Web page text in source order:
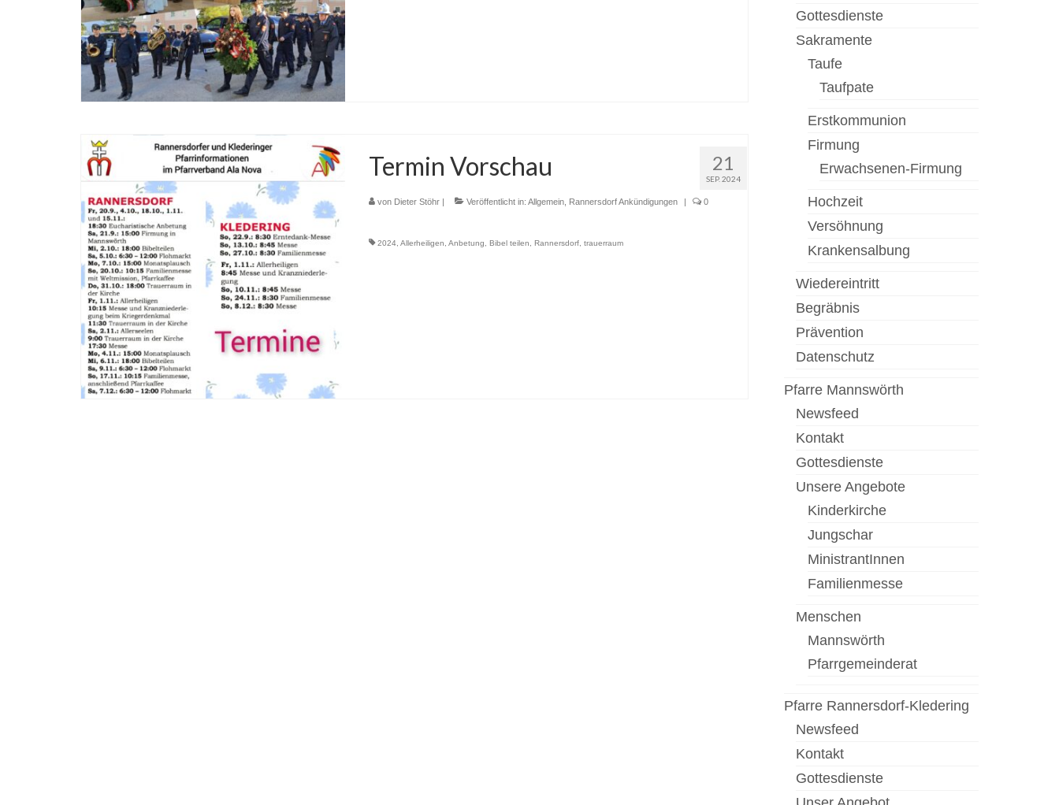
21
SEP. 2024
Termin Vorschau
von Dieter Stöhr| Veröffentlicht in: Allgemein, Rannersdorf Ankündigungen | 0
2024, Allerheiligen Anbetung Bibel teilen Rannersdorf, trauerraum
Gottesdienste
Sakramente
Taufe
Taufpate
Erstkommunion
Firmung
Erwachsenen-Firmung
Hochzeit
Versöhnung
Krankensalbung
Wiedereintritt
Begräbnis
Prävention
Datenschutz
Pfarre Mannswörth
Newsfeed
Kontakt
Gottesdienste
Unsere Angebote
Kinderkirche
Jungschar
MinistrantInnen
Familienmesse
Menschen
Mannswörth
Pfarrgemeinderat
Pfarre Rannersdorf-Kledering
Newsfeed
Kontakt
Gottesdienste